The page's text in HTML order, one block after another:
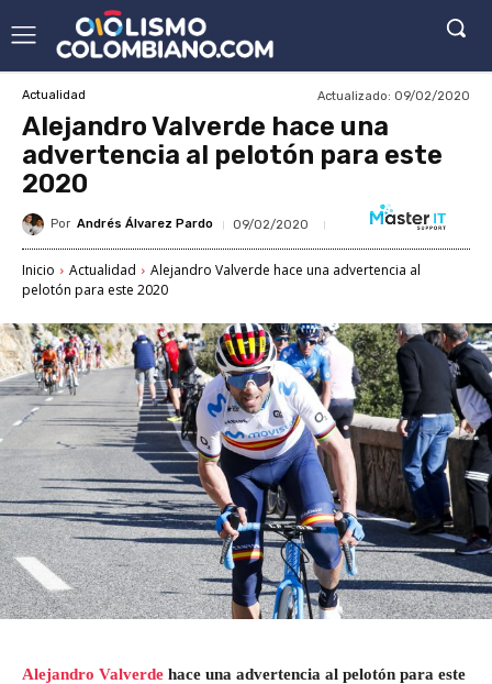
Actualidad Actualizado: 09/02/2020
Alejandro Valverde hace una
advertencia al pelotón para este
2020
Por Andrés Álvarez Pardo 09/02/2020
Inicio Actualidad
Alejandro Valverde hace una advertencia al
pelotón para este 2020
Alejandro Valverde hace una advertencia al pelotón para este